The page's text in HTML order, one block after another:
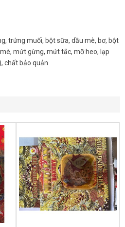
trứng muối, bột sữa, dầu mè, bơ, bột
mứt gừng, mứt tắc, mỡ heo, lạp
chất bảo quản